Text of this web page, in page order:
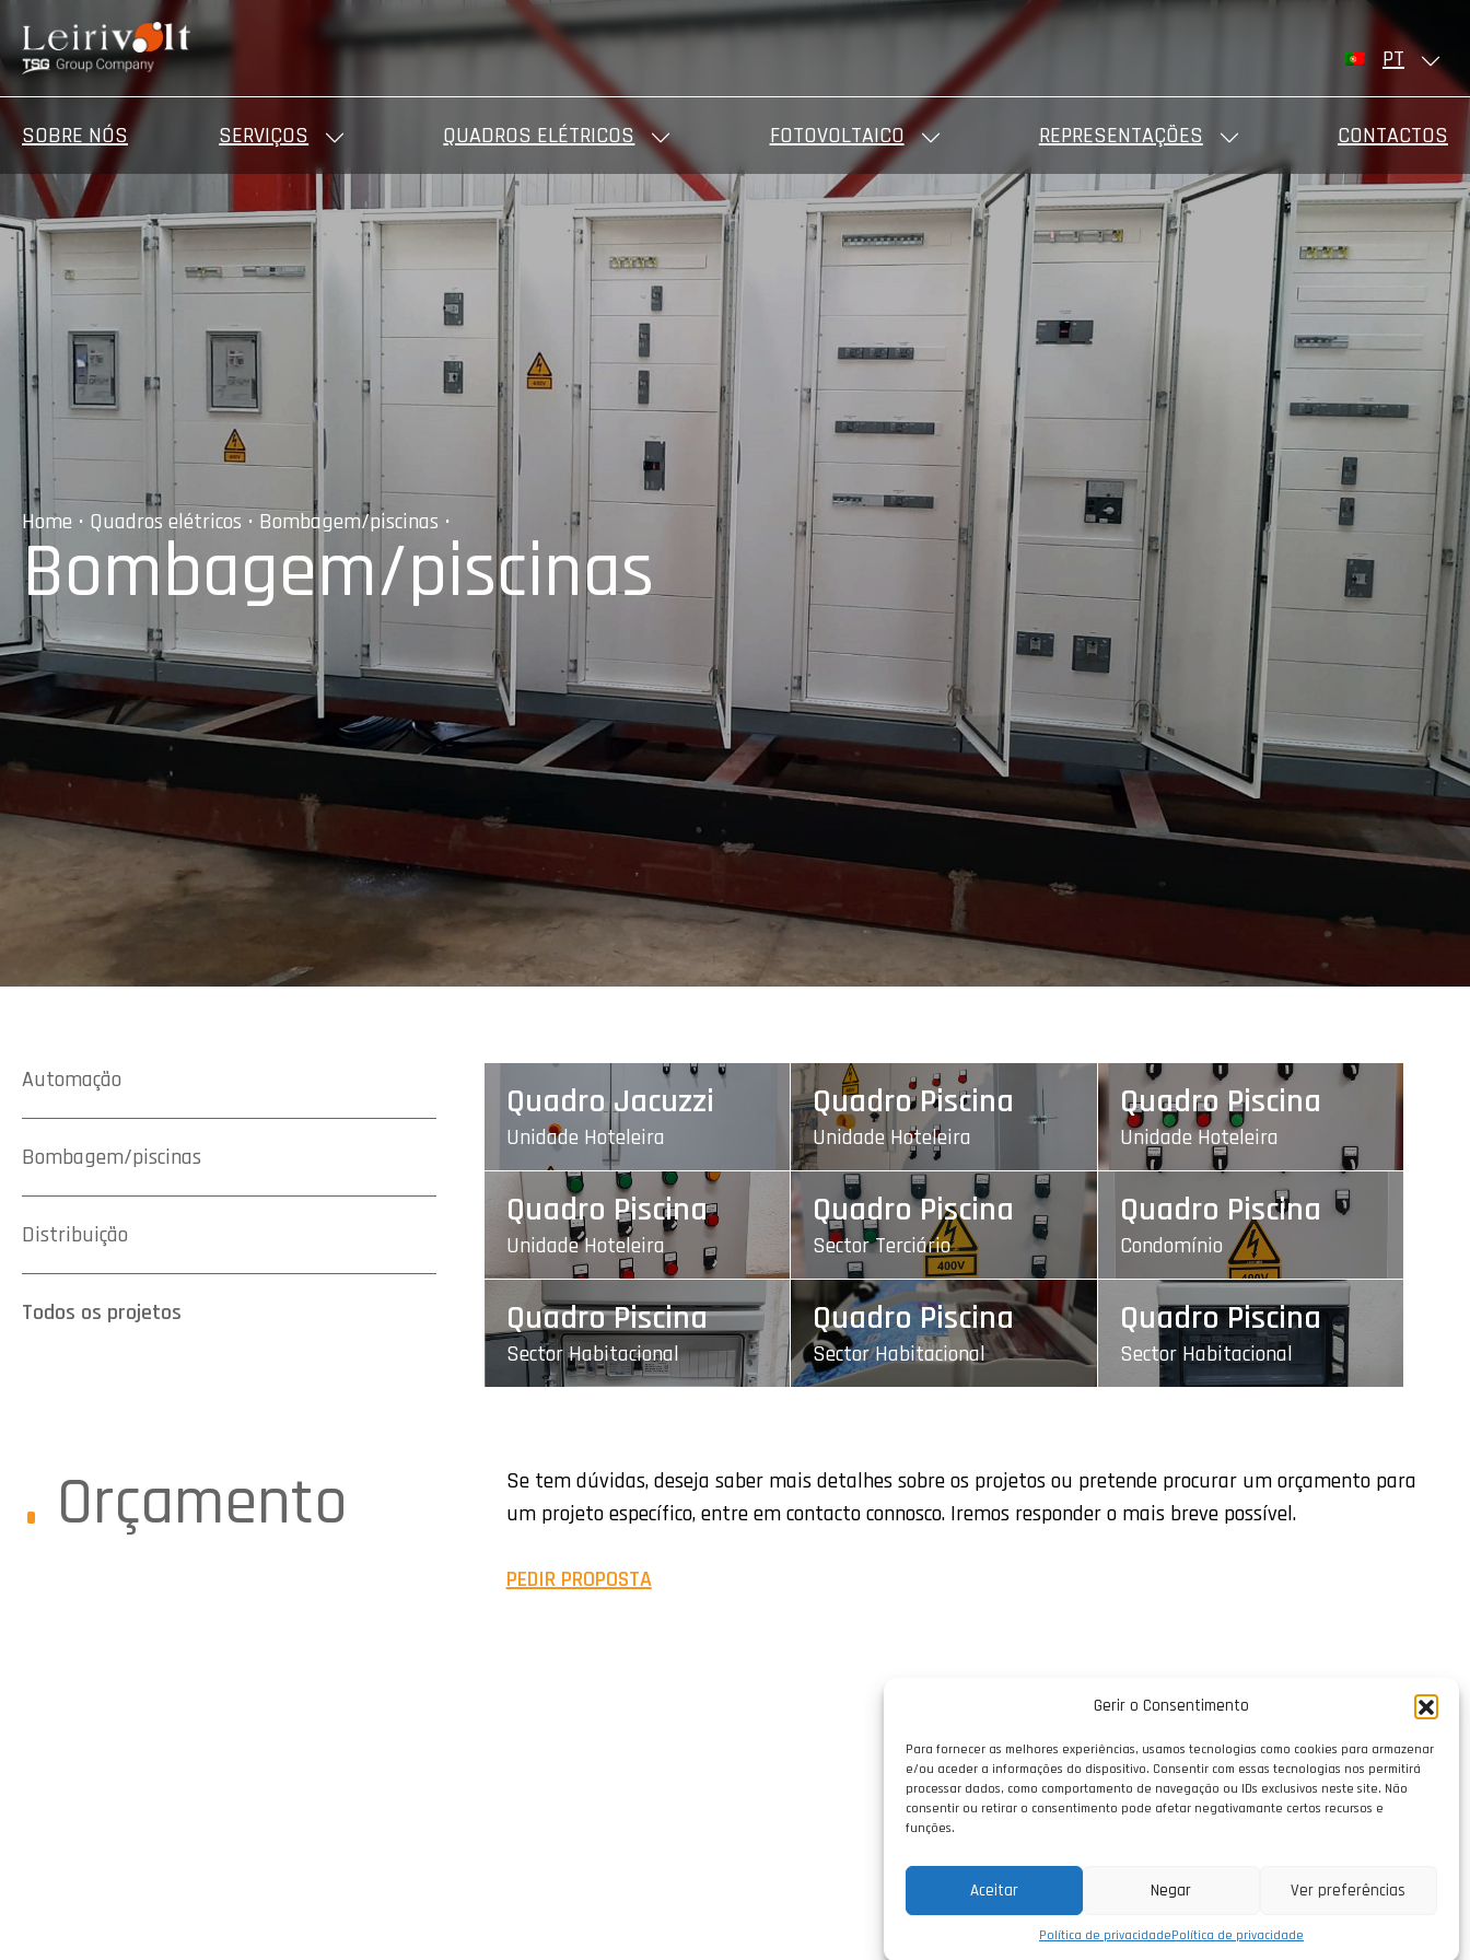
Gerir o Consentimento
Para fornecer as melhores experiências, usamos tecnologias como cookies para armazenar
e/ou aceder a informações do dispositivo. Consentir com essas tecnologias nos permitirá
processar dados, como comportamento de navegação ou IDs exclusivos neste site. Não
consentir ou retirar o consentimento pode afetar negativamante certos recursos e
funções.
Aceitar Negar Ver preferências
Política de privacidadePolítica de privacidade
SOBRE NÓS SERVIÇOS QUADROS ELÉTRICOS FOTOVOLTAICO REPRESENTAÇÕES CONTACTOS
PT
Home • Quadros elétricos • Bombagem/piscinas •
Bombagem/piscinas
Todos os projetos
Automação
Bombagem/piscinas
Distribuição
Quadro Jacuzzi
Unidade Hoteleira
Quadro Piscina
Unidade Hoteleira
Quadro Piscina
Unidade Hoteleira
Quadro Piscina
Unidade Hoteleira
Quadro Piscina
Sector Terciário
Quadro Piscina
Condomínio
Quadro Piscina
Sector Habitacional
Quadro Piscina
Sector Habitacional
Quadro Piscina
Sector Habitacional
Orçamento
Se tem dúvidas, deseja saber mais detalhes sobre os projetos ou pretende procurar um orçamento para
um projeto específico, entre em contacto connosco. Iremos responder o mais breve possível.
PEDIR PROPOSTA